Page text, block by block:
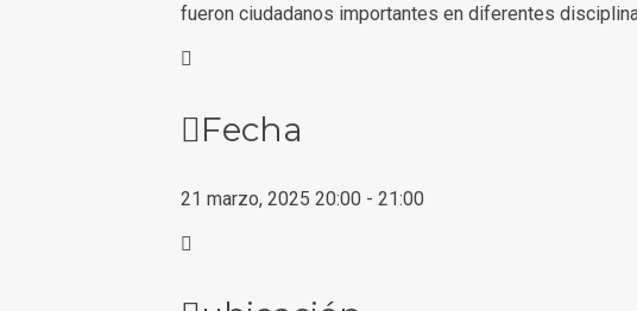
fueron ciudadanos importantes en diferentes
Fecha
21 marzo, 2025 20:00 - 21:00